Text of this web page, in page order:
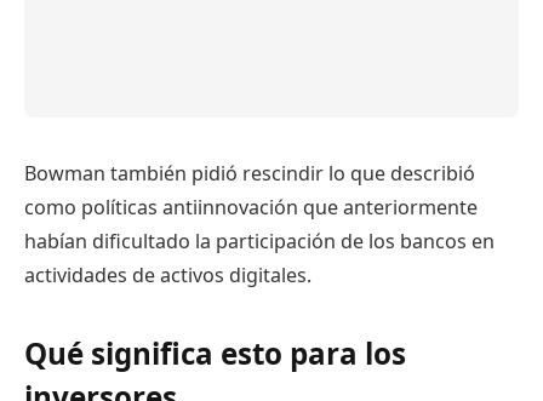
Bowman también pidió rescindir lo que describió
como políticas antiinnovación que anteriormente
habían dificultado la participación de los bancos en
actividades de activos digitales.
Qué significa esto para los